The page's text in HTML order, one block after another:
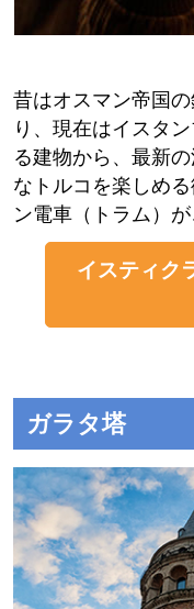
昔はオスマン帝国
り、現在はイスタ
る建物から、最新
なトルコを楽しめ
ン電車（トラム）
イスティク
ガラタ塔